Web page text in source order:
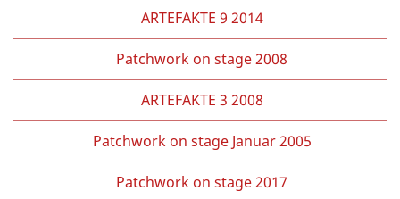
ARTEFAKTE 9 2014
Patchwork on stage 2008
ARTEFAKTE 3 2008
Patchwork on stage Januar 2005
Patchwork on stage 2017